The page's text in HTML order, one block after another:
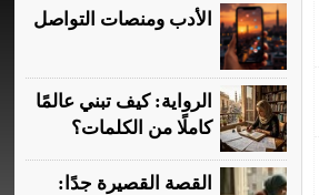
الأدب ومنصات التواصل
الرواية: كيف تبني عالمًا
كاملًا من الكلمات؟
القصة القصيرة جدًا: